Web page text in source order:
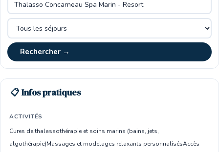
Rechercher →
📋 Infos pratiques
ACTIVITÉS
Cures de thalassothérapie et soins marins (bains, jets,
algothérapie)Massages et modelages relaxants personnalisésAccès